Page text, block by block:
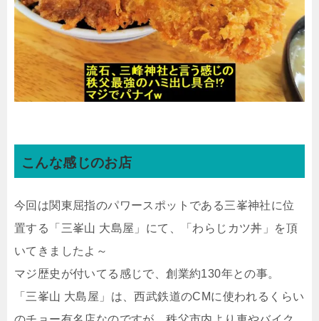
こんな感じのお店
今回は関東屈指のパワースポットである三峯神社に位
置する「三峯山 大島屋」にて、「わらじカツ丼」を頂
いてきましたよ～
マジ歴史が付いてる感じで、創業約130年との事。
「三峯山 大島屋」は、西武鉄道のCMに使われるくらい